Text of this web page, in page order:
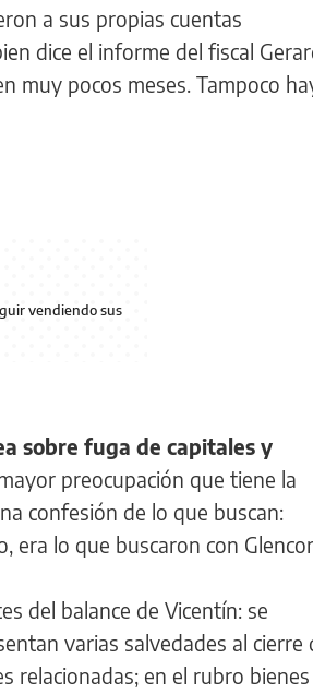
a sus propias cuentas
dice el informe del fiscal
muy pocos meses. Tampoco
vendiendo sus
sobre fuga de capitales y
preocupación que tiene la
confesión de lo que buscan:
era lo que buscaron con
del balance de Vicentín: se
varias salvedades al cierre
relacionadas; en el rubro